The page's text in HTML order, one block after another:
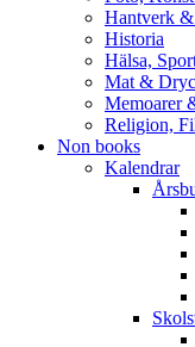
Hantverk
Historia
Hälsa,
Mat &
Memoarer
Religion,
Non books
Kalendrar